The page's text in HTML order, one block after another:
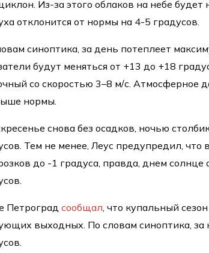
Из-за этого облаков на небе будет
отклонится от нормы на 4-5 градусов.
синоптика, за день потеплеет
будут меняться от +13 до +18
со скоростью 3–8 м/с. Атмосферное
нормы.
снова без осадков, ночью
Тем не менее, Леус предупредил, что
до -1 градуса, правда, днем солнце
Петроградсообщал , что купальный
выходных. По словам синоптика, за